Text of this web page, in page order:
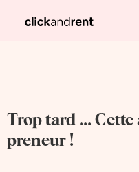
Trop tard ...
preneur !